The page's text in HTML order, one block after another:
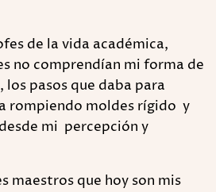
de la vida académica,
no comprendían mi forma de
pasos que daba para
rompiendo moldes rígido y
mi percepción y
maestros que hoy son mis